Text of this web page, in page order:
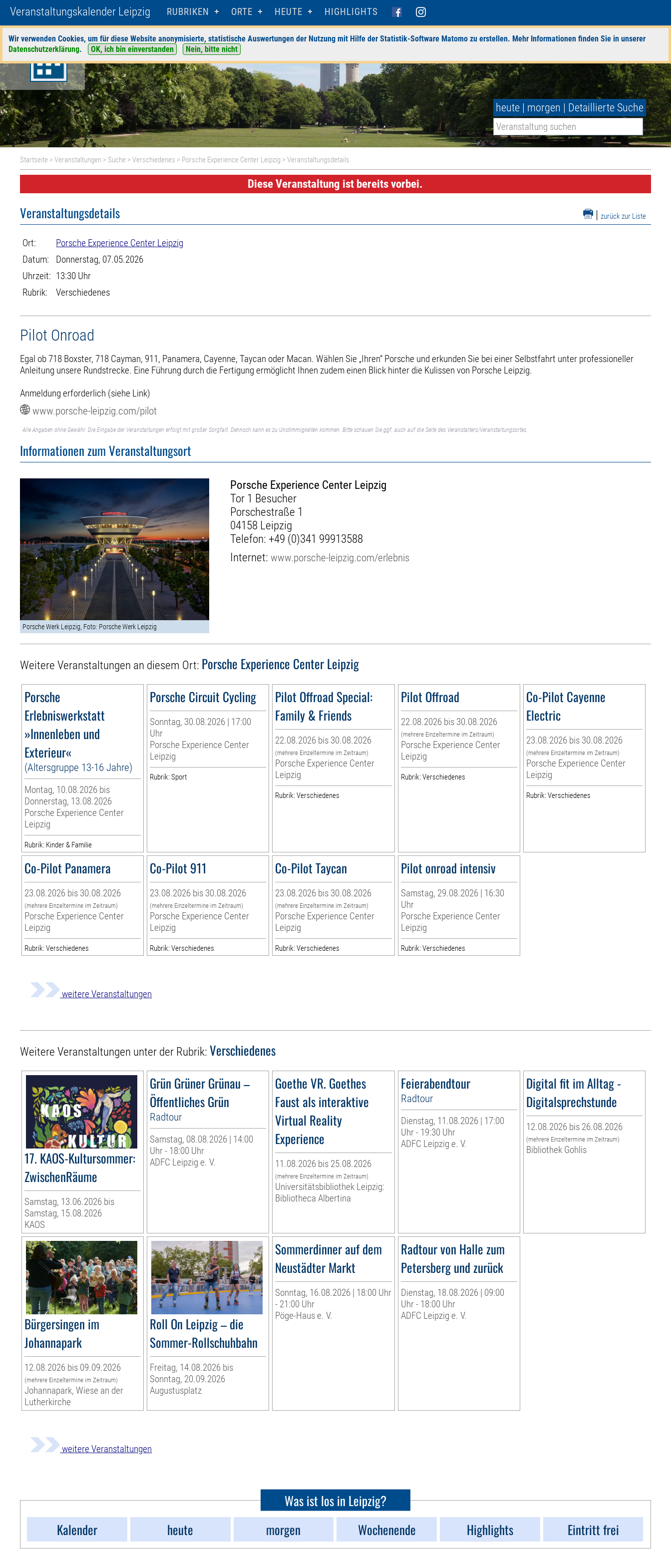
Veranstaltungskalender Leipzig RUBRIKEN ORTE HEUTE HIGHLIGHTS
Wir verwenden Cookies, um für diese Website anonymisierte, statistische Auswertungen der Nutzung mit Hilfe der Statistik-Software Matomo zu erstellen. Mehr Informationen finden Sie in unserer
Datenschutzerklärung. OK, ich bin einverstanden Nein, bitte nicht
heute | morgen | Detaillierte Suche
Startseite >Veranstaltungen > Suche >Verschiedenes > Porsche Experience Center Leipzig > Veranstaltungsdetails
Diese Veranstaltung ist bereits vorbei.
| zurück zur Liste
Veranstaltungsdetails
Ort:
Porsche Experience Center Leipzig
Datum:
Donnerstag, 07.05.2026
Uhrzeit: 13:30 Uhr
Rubrik:
Verschiedenes
Pilot Onroad
Egal ob 718 Boxster, 718 Cayman, 911, Panamera, Cayenne, Taycan oder Macan. Wählen Sie „Ihren“ Porsche und erkunden Sie bei einer Selbstfahrt unter professioneller
Anleitung unsere Rundstrecke. Eine Führung durch die Fertigung ermöglicht Ihnen zudem einen Blick hinter die Kulissen von Porsche Leipzig.
Anmeldung erforderlich (siehe Link)
www.porsche-leipzig.com/pilot
Alle Angaben ohne Gewähr. Die Eingabe der Veranstaltungen erfolgt mit großer Sorgfalt. Dennoch kann es zu Unstimmigkeiten kommen. Bitte schauen Sie ggf. auch auf die Seite des Veranstalters/Veranstaltungsortes.
Informationen zum Veranstaltungsort
Porsche Werk Leipzig, Foto: Porsche Werk Leipzig
Porsche Experience Center Leipzig
Tor 1 Besucher
Porschestraße 1
04158 Leipzig
Telefon: +49 (0)341 99913588
Internet:www.porsche-leipzig.com/erlebnis
Weitere Veranstaltungen an diesem Ort: Porsche Experience Center Leipzig
Porsche
Erlebniswerkstatt
»Innenleben und
Exterieur«
(Altersgruppe 13-16 Jahre)
Montag, 10.08.2026 bis
Donnerstag, 13.08.2026
Porsche Experience Center
Leipzig
Rubrik: Kinder & Familie
Porsche Circuit Cycling
Sonntag, 30.08.2026 | 17:00
Uhr
Porsche Experience Center
Leipzig
Rubrik: Sport
Pilot Offroad Special:
Family & Friends
22.08.2026 bis 30.08.2026
(mehrere Einzeltermine im Zeitraum)
Porsche Experience Center
Leipzig
Rubrik: Verschiedenes
Pilot Offroad
22.08.2026 bis 30.08.2026
(mehrere Einzeltermine im Zeitraum)
Porsche Experience Center
Leipzig
Rubrik: Verschiedenes
Co-Pilot Cayenne
Electric
23.08.2026 bis 30.08.2026
(mehrere Einzeltermine im Zeitraum)
Porsche Experience Center
Leipzig
Rubrik: Verschiedenes
Co-Pilot Panamera
23.08.2026 bis 30.08.2026
(mehrere Einzeltermine im Zeitraum)
Porsche Experience Center
Leipzig
Rubrik: Verschiedenes
Co-Pilot 911
23.08.2026 bis 30.08.2026
(mehrere Einzeltermine im Zeitraum)
Porsche Experience Center
Leipzig
Rubrik: Verschiedenes
Co-Pilot Taycan
23.08.2026 bis 30.08.2026
(mehrere Einzeltermine im Zeitraum)
Porsche Experience Center
Leipzig
Rubrik: Verschiedenes
Pilot onroad intensiv
Samstag, 29.08.2026 | 16:30
Uhr
Porsche Experience Center
Leipzig
Rubrik: Verschiedenes
weitere Veranstaltungen
Weitere Veranstaltungen unter der Rubrik: Verschiedenes
17. KAOS-Kultursommer:
ZwischenRäume
Samstag, 13.06.2026 bis
Samstag, 15.08.2026
KAOS
Grün Grüner Grünau –
Öffentliches Grün
Radtour
Samstag, 08.08.2026 | 14:00
Uhr - 18:00 Uhr
ADFC Leipzig e. V.
Goethe VR. Goethes
Faust als interaktive
Virtual Reality
Experience
11.08.2026 bis 25.08.2026
(mehrere Einzeltermine im Zeitraum)
Universitätsbibliothek Leipzig:
Bibliotheca Albertina
Feierabendtour
Radtour
Dienstag, 11.08.2026 | 17:00
Uhr - 19:30 Uhr
ADFC Leipzig e. V.
Digital fit im Alltag -
Digitalsprechstunde
12.08.2026 bis 26.08.2026
(mehrere Einzeltermine im Zeitraum)
Bibliothek Gohlis
Bürgersingen im
Johannapark
12.08.2026 bis 09.09.2026
(mehrere Einzeltermine im Zeitraum)
Johannapark, Wiese an der
Lutherkirche
Roll On Leipzig – die
Sommer-Rollschuhbahn
Freitag, 14.08.2026 bis
Sonntag, 20.09.2026
Augustusplatz
Sommerdinner auf dem
Neustädter Markt
Sonntag, 16.08.2026 | 18:00 Uhr
- 21:00 Uhr
Pöge-Haus e. V.
Radtour von Halle zum
Petersberg und zurück
Dienstag, 18.08.2026 | 09:00
Uhr - 18:00 Uhr
ADFC Leipzig e. V.
weitere Veranstaltungen
Was ist los in Leipzig?
Kalender
heute morgen Wochenende Highlights Eintritt frei